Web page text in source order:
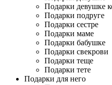
Подарки девушке
Подарки подруге
Подарки сестре
Подарки маме
Подарки бабушке
Подарки свекрови
Подарки теще
Подарки тете
Подарки для него